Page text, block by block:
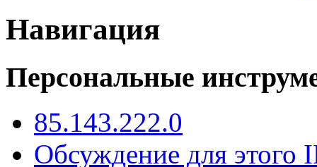
Навигация
Персональные
85.143.222.0
Обсуждение для этого